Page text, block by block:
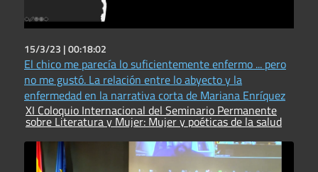
15/3/23 |00:18:02
El chico me parecía lo suficientemente enfermo ... pero
no me gustó. La relación entre lo abyecto y la
enfermedad en la narrativa corta de Mariana Enríquez
XI Coloquio Internacional del Seminario Permanente
sobre Literatura y Mujer: Mujer y poéticas de la salud